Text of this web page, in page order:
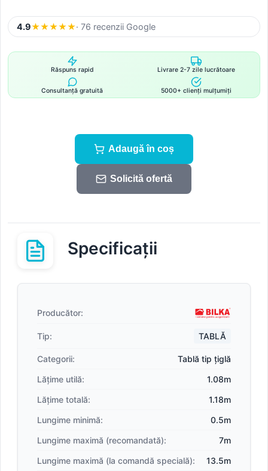
4.9★★★★★· 76 recenzii Google
Răspuns rapid Livrare 2-7 zile lucrătoare
Consultanță gratuită 5000+ clienți mulțumiți
Adaugă în coș
Solicită ofertă
Specificații
Producător:
Tip: TABLĂ
Categorii:
Tablă tip țiglă
Lățime utilă:
1.08m
Lățime totală:
1.18m
Lungime minimă:
0.5m
Lungime maximă (recomandată):
7m
Lungime maximă (la comandă specială):
13.5m